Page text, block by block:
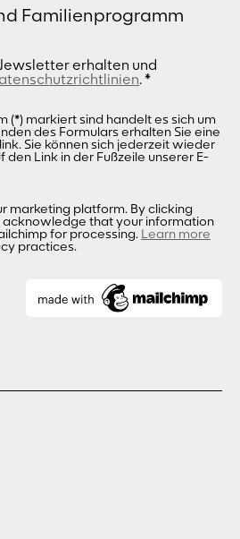
Familienprogramm
erhalten und
.*
(*) markiert sind handelt es sich um
des Formulars erhalten Sie eine
Sie können sich jederzeit wieder
Link in der Fußzeile unserer E-
marketing platform. By clicking
that your information
for processing. Learn more
practices.